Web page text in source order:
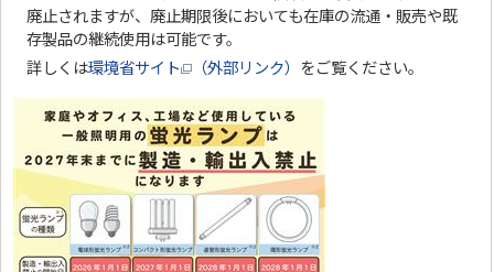
廃止されますが、廃止期限後においても在庫の流通・販売や既
存製品の継続使用は可能です。
詳しくは環境省サイト （外部リンク） をご覧ください。